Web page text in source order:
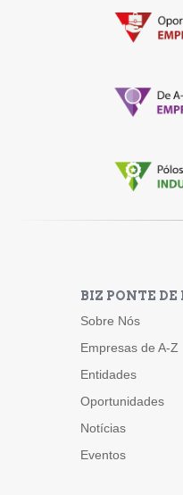
BIZ PONTE
Sobre Nós
Empresas de A-Z
Entidades
Oportunidades
Notícias
Eventos